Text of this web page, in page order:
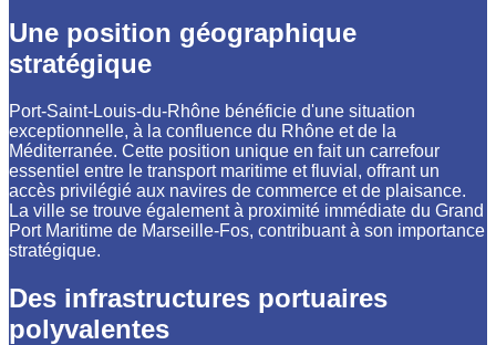
Une position géographique
stratégique
Port-Saint-Louis-du-Rhône bénéficie d'une situation
exceptionnelle, à la confluence du Rhône et de la
Méditerranée. Cette position unique en fait un carrefour
essentiel entre le transport maritime et fluvial, offrant un
accès privilégié aux navires de commerce et de plaisance.
La ville se trouve également à proximité immédiate du Grand
Port Maritime de Marseille-Fos, contribuant à son importance
stratégique.
Des infrastructures portuaires
polyvalentes